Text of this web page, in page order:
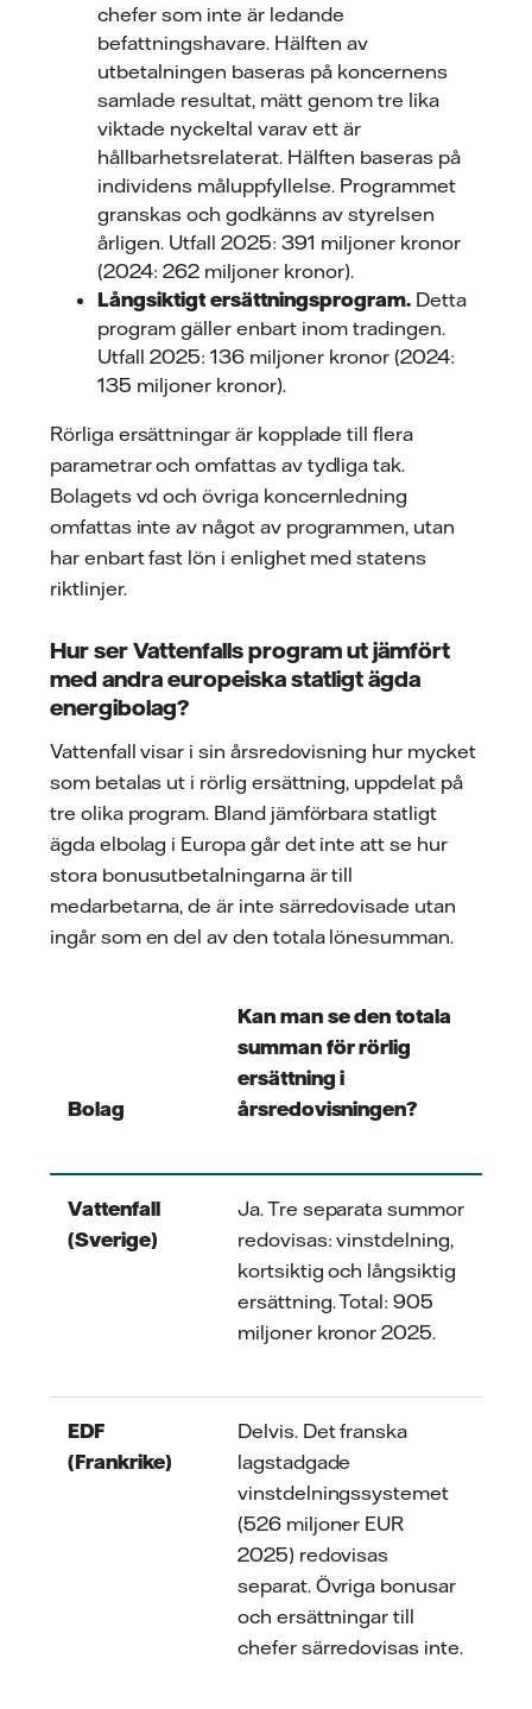
chefer som inte är ledande
befattningshavare. Hälften av
utbetalningen baseras på koncernens
samlade resultat, mätt genom tre lika
viktade nyckeltal varav ett är
hållbarhetsrelaterat. Hälften baseras på
individens måluppfyllelse. Programmet
granskas och godkänns av styrelsen
årligen. Utfall 2025: 391 miljoner kronor
(2024: 262 miljoner kronor).
Långsiktigt ersättningsprogram. Detta
program gäller enbart inom tradingen.
Utfall 2025: 136 miljoner kronor (2024:
135 miljoner kronor).
Rörliga ersättningar är kopplade till flera
parametrar och omfattas av tydliga tak.
Bolagets vd och övriga koncernledning
omfattas inte av något av programmen, utan
har enbart fast lön i enlighet med statens
riktlinjer.
Hur ser Vattenfalls program ut jämfört
med andra europeiska statligt ägda
energibolag?
Vattenfall visar i sin årsredovisning hur mycket
som betalas ut i rörlig ersättning, uppdelat på
tre olika program. Bland jämförbara statligt
ägda elbolag i Europa går det inte att se hur
stora bonusutbetalningarna är till
medarbetarna, de är inte särredovisade utan
ingår som en del av den totala lönesumman.
Bolag
Kan man se den totala
summan för rörlig
ersättning i
årsredovisningen?
Vattenfall
(Sverige)
Ja. Tre separata summor
redovisas: vinstdelning,
kortsiktig och långsiktig
ersättning. Total: 905
miljoner kronor 2025.
EDF
(Frankrike)
Delvis. Det franska
lagstadgade
vinstdelningssystemet
(526 miljoner EUR
2025) redovisas
separat. Övriga bonusar
och ersättningar till
chefer särredovisas inte.